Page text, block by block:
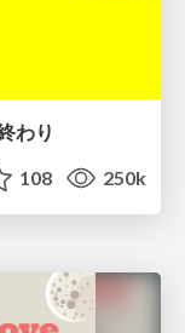
わり
108 250k